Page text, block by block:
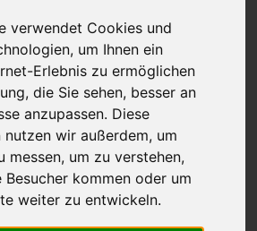
verwendet Cookies und
um Ihnen ein
Erlebnis zu ermöglichen
die Sie sehen, besser an
anzupassen. Diese
nutzen wir außerdem, um
messen, um zu verstehen,
Besucher kommen oder um
weiter zu entwickeln.